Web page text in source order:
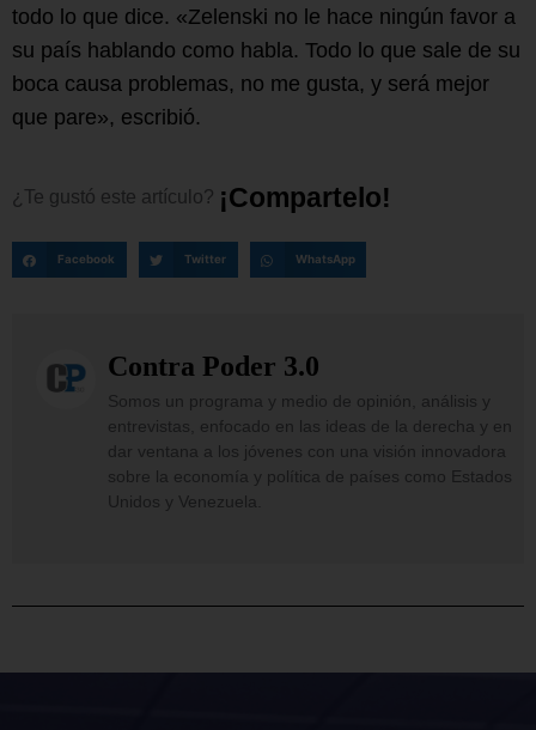
todo lo que dice. «Zelenski no le hace ningún favor a
su país hablando como habla. Todo lo que sale de su
boca causa problemas, no me gusta, y será mejor
que pare», escribió.
¿Te gustó este artículo? ¡Comparte o!
Facebook Twitter WhatsApp
Contra Poder 3.0
Somos un programa y medio de opinión, análisis y
entrevistas, enfocado en las ideas de la derecha y en
dar ventana a los jóvenes con una visión innovadora
sobre la economía y política de países como Estados
Unidos y Venezuela.